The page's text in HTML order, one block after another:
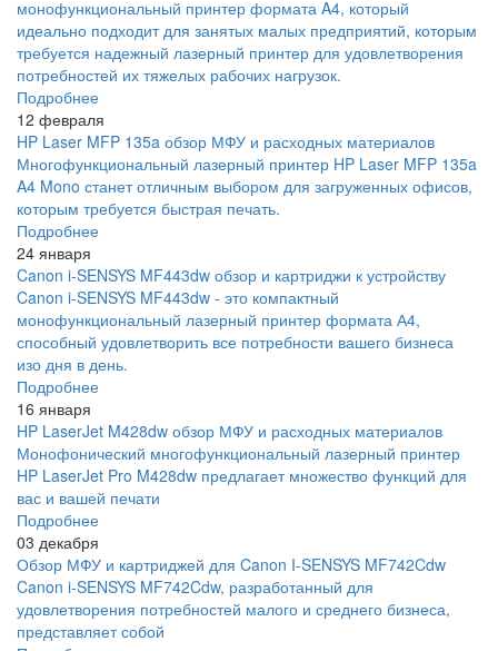
монофункциональный принтер формата A4, который
идеально подходит для занятых малых предприятий, которым
требуется надежный лазерный принтер для удовлетворения
потребностей их тяжелых рабочих нагрузок.
Подробнее
12 февраля
HP Laser MFP 135a обзор МФУ и расходных материалов
Многофункциональный лазерный принтер HP Laser MFP 135a
A4 Mono станет отличным выбором для загруженных офисов,
которым требуется быстрая печать.
Подробнее
24 января
Canon i-SENSYS MF443dw обзор и картриджи к устройству
Canon i-SENSYS MF443dw - это компактный
монофункциональный лазерный принтер формата А4,
способный удовлетворить все потребности вашего бизнеса
изо дня в день.
Подробнее
16 января
HP LaserJet M428dw обзор МФУ и расходных материалов
Монофонический многофункциональный лазерный принтер
HP LaserJet Pro M428dw предлагает множество функций для
вас и вашей печати
Подробнее
03 декабря
Обзор МФУ и картриджей для Canon I-SENSYS MF742Cdw
Canon i-SENSYS MF742Cdw, разработанный для
удовлетворения потребностей малого и среднего бизнеса,
представляет собой